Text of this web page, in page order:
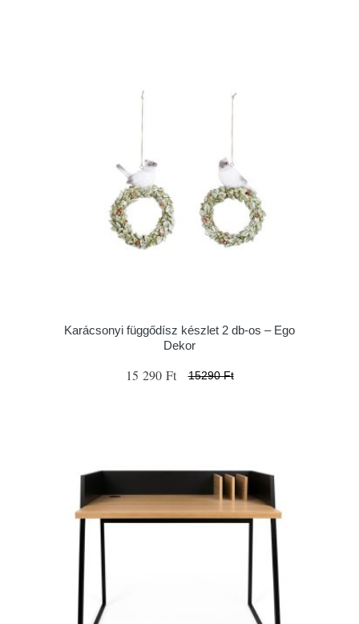
Karácsonyi függődísz készlet 2 db-os – Ego
Dekor
15 290 Ft 15290 Ft